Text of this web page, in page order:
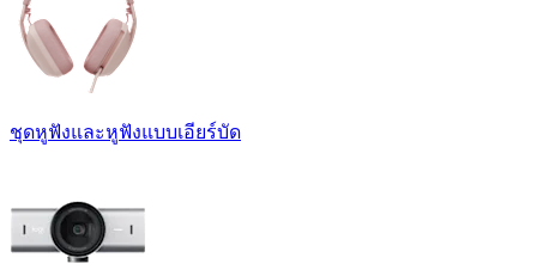
ชุดหูฟังและหูฟังแบบเอียร์บัด